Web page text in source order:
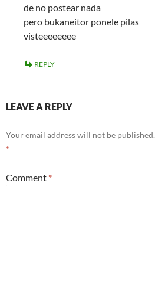
de no postear nada
pero bukaneitor ponele pilas
visteeeeeeee
REPLY
LEAVE A REPLY
Your email address will not be published.
*
Comment *